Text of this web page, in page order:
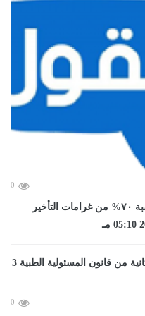
0
وزير الإسكان: منح تيسيرات بالإعفاء بنسبة ٧٠% من غرامات التأخير
0